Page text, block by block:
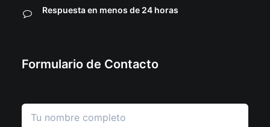
Respuesta en menos de 24 horas
Formulario de Contacto